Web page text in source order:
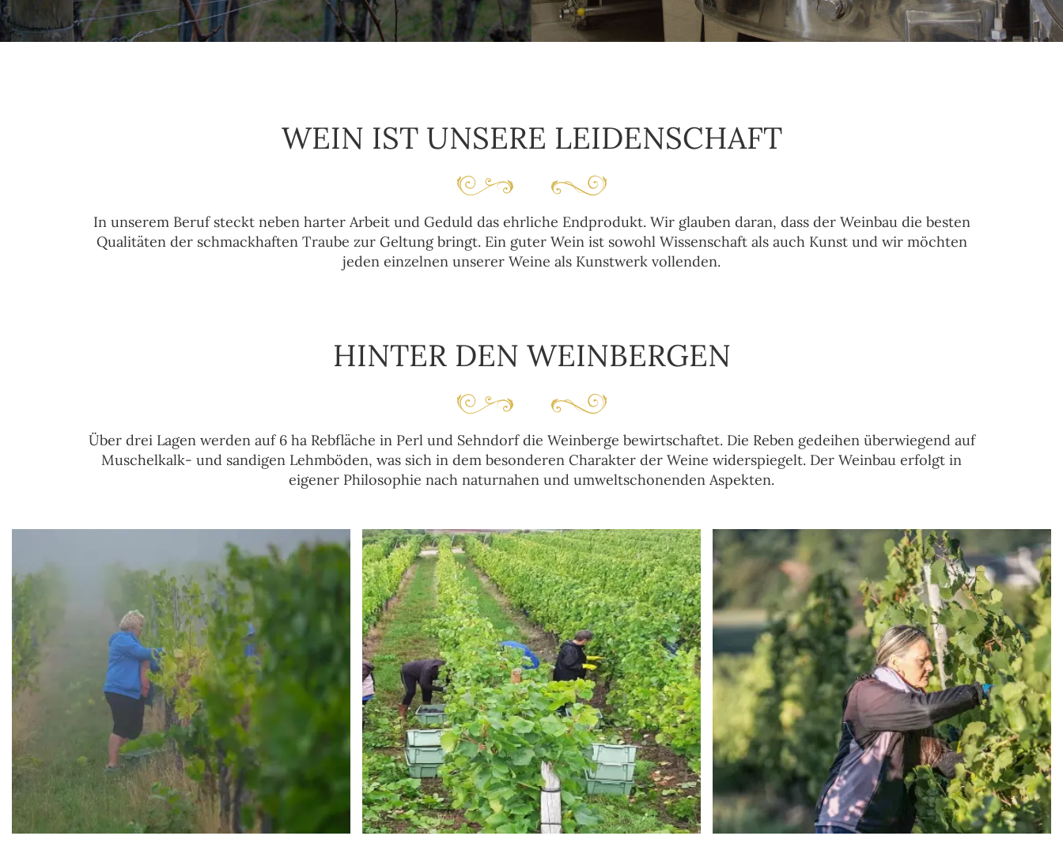
WEIN IST UNSERE LEIDENSCHAFT
In unserem Beruf steckt neben harter Arbeit und Geduld das ehrliche Endprodukt. Wir glauben daran, dass der Weinbau die besten
Qualitäten der schmackhaften Traube zur Geltung bringt. Ein guter Wein ist sowohl Wissenschaft als auch Kunst und wir möchten
jeden einzelnen unserer Weine als Kunstwerk vollenden.
HINTER DEN WEINBERGEN
Über drei Lagen werden auf 6 ha Rebfläche in Perl und Sehndorf die Weinberge bewirtschaftet. Die Reben gedeihen überwiegend auf
Muschelkalk- und sandigen Lehmböden, was sich in dem besonderen Charakter der Weine widerspiegelt. Der Weinbau erfolgt in
eigener Philosophie nach naturnahen und umweltschonenden Aspekten.